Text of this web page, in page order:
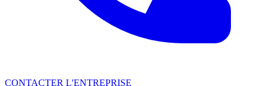
CONTACTER L'ENTREPRISE